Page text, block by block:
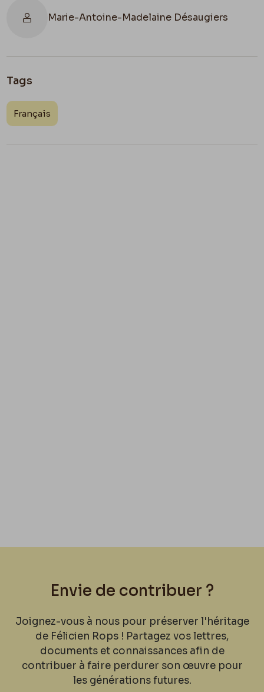
Marie-Antoine-Madelaine Désaugiers
Tags
Français
Envie de contribuer ?
Joignez-vous à nous pour préserver l'héritage
de Félicien Rops ! Partagez vos lettres,
documents et connaissances afin de
contribuer à faire perdurer son œuvre pour
les générations futures.